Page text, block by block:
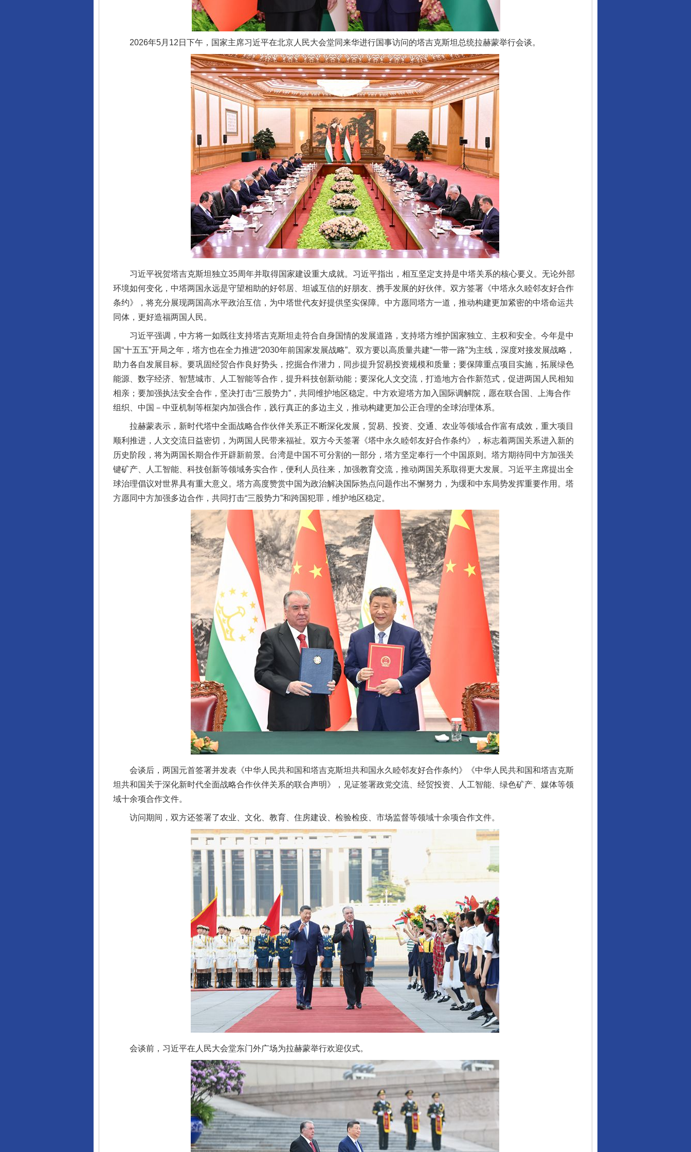
2026年5月12日下午，国家主席习近平在北京人民大会堂同来华进行国事访问的塔吉克斯坦总统拉赫蒙举行会谈。
习近平祝贺塔吉克斯坦独立35周年并取得国家建设重大成就。习近平指出，相互坚定支持是中塔关系的核心要义。无论外部
环境如何变化，中塔两国永远是守望相助的好邻居、坦诚互信的好朋友、携手发展的好伙伴。双方签署《中塔永久睦邻友好合作
条约》，将充分展现两国高水平政治互信，为中塔世代友好提供坚实保障。中方愿同塔方一道，推动构建更加紧密的中塔命运共
同体，更好造福两国人民。
习近平强调，中方将一如既往支持塔吉克斯坦走符合自身国情的发展道路，支持塔方维护国家独立、主权和安全。今年是中
国“十五五”开局之年，塔方也在全力推进“2030年前国家发展战略”。双方要以高质量共建“一带一路”为主线，深度对接发展战略，
助力各自发展目标。要巩固经贸合作良好势头，挖掘合作潜力，同步提升贸易投资规模和质量；要保障重点项目实施，拓展绿色
能源、数字经济、智慧城市、人工智能等合作，提升科技创新动能；要深化人文交流，打造地方合作新范式，促进两国人民相知
相亲；要加强执法安全合作，坚决打击“三股势力”，共同维护地区稳定。中方欢迎塔方加入国际调解院，愿在联合国、上海合作
组织、中国－中亚机制等框架内加强合作，践行真正的多边主义，推动构建更加公正合理的全球治理体系。
拉赫蒙表示，新时代塔中全面战略合作伙伴关系正不断深化发展，贸易、投资、交通、农业等领域合作富有成效，重大项目
顺利推进，人文交流日益密切，为两国人民带来福祉。双方今天签署《塔中永久睦邻友好合作条约》，标志着两国关系进入新的
历史阶段，将为两国长期合作开辟新前景。台湾是中国不可分割的一部分，塔方坚定奉行一个中国原则。塔方期待同中方加强关
键矿产、人工智能、科技创新等领域务实合作，便利人员往来，加强教育交流，推动两国关系取得更大发展。习近平主席提出全
球治理倡议对世界具有重大意义。塔方高度赞赏中国为政治解决国际热点问题作出不懈努力，为缓和中东局势发挥重要作用。塔
方愿同中方加强多边合作，共同打击“三股势力”和跨国犯罪，维护地区稳定。
会谈后，两国元首签署并发表《中华人民共和国和塔吉克斯坦共和国永久睦邻友好合作条约》《中华人民共和国和塔吉克斯
坦共和国关于深化新时代全面战略合作伙伴关系的联合声明》，见证签署政党交流、经贸投资、人工智能、绿色矿产、媒体等领
域十余项合作文件。
访问期间，双方还签署了农业、文化、教育、住房建设、检验检疫、市场监督等领域十余项合作文件。
会谈前，习近平在人民大会堂东门外广场为拉赫蒙举行欢迎仪式。